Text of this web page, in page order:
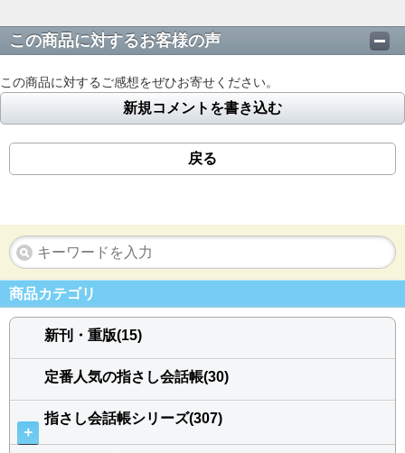
この商品に対するお客様の声
この商品に対するご感想をぜひお寄せください。
新規コメントを書き込む
戻る
商品カテゴリ
新刊・重版(15)
定番人気の指さし会話帳(30)
＋
指さし会話帳シリーズ(307)